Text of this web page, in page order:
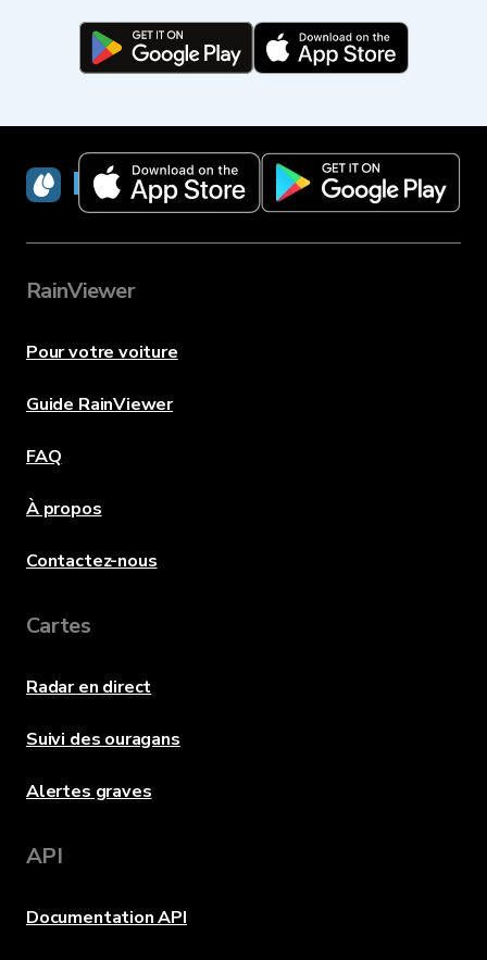
RainViewer
RainViewer
Pour votre voiture
Guide RainViewer
FAQ
À propos
Contactez-nous
Cartes
Radar en direct
Suivi des ouragans
Alertes graves
API
Documentation API